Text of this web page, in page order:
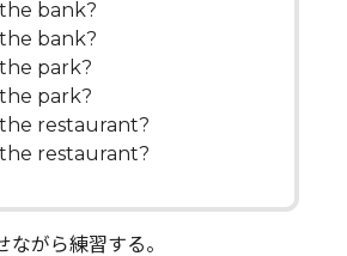
bank?
the bank?
park?
the park?
the restaurant?
the restaurant?
がら練習する。